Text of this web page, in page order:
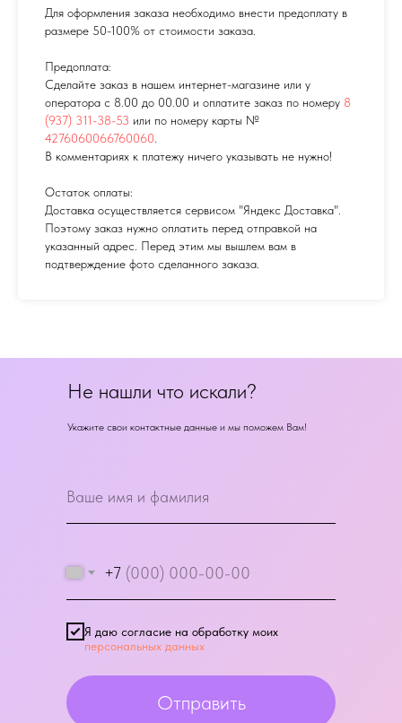
Для оформления заказа необходимо внести предоплату в
размере 50-100% от стоимости заказа.
Предоплата:
Сделайте заказ в нашем интернет-магазине или у
оператора с 8.00 до 00.00 и оплатите заказ по номеру 8
(937) 311-38-53 или по номеру карты №
4276060066760060
В комментариях к платежу ничего указывать не нужно!
Остаток оплаты:
Доставка осуществляется сервисом "Яндекс Доставка".
Поэтому заказ нужно оплатить перед отправкой на
указанный адрес. Перед этим мы вышлем вам в
подтверждение фото сделанного заказа.
+7
Я даю согласие на обработку моих
персональных данных
Отправить
Не нашли что искали?
Укажите свои контактные данные и мы поможем Вам!